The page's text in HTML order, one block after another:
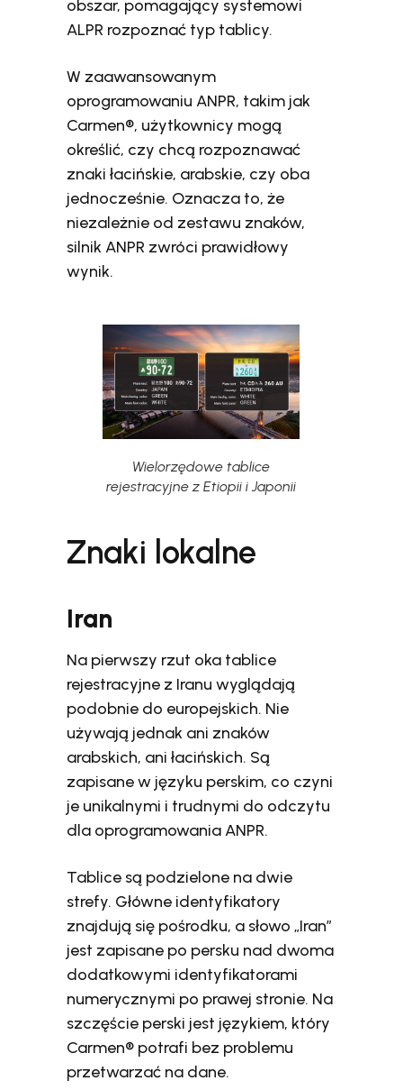
obszar, pomagający systemowi
ALPR rozpoznać typ tablicy.
W zaawansowanym
oprogramowaniu ANPR, takim jak
Carmen®, użytkownicy mogą
określić, czy chcą rozpoznawać
znaki łacińskie, arabskie, czy oba
jednocześnie. Oznacza to, że
niezależnie od zestawu znaków,
silnik ANPR zwróci prawidłowy
wynik.
Wielorzędowe tablice
rejestracyjne z Etiopii i Japonii
Znaki lokalne
Iran
Na pierwszy rzut oka tablice
rejestracyjne z Iranu wyglądają
podobnie do europejskich. Nie
używają jednak ani znaków
arabskich, ani łacińskich. Są
zapisane w języku perskim, co czyni
je unikalnymi i trudnymi do odczytu
dla oprogramowania ANPR.
Tablice są podzielone na dwie
strefy. Główne identyfikatory
znajdują się pośrodku, a słowo „Iran”
jest zapisane po persku nad dwoma
dodatkowymi identyfikatorami
numerycznymi po prawej stronie. Na
szczęście perski jest językiem, który
Carmen® potrafi bez problemu
przetwarzać na dane.